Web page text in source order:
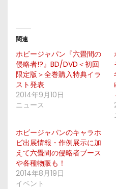
関連
ホビージャパン『六畳間の
侵略者!?』BD/DVD＜初回
限定版＞全巻購入特典イラ
スト発表
2014年9月10日
ニュース
ホビージャパンのキャラホ
ビ出展情報・作例展示に加
えて六畳間の侵略者ブース
や各種物販も！
2014年8月19日
イベント